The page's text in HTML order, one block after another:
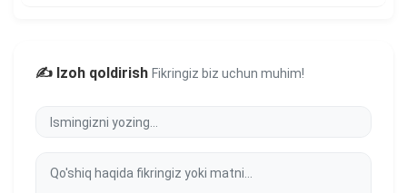
✍️ Izoh qoldirish Fikringiz biz uchun muhim!